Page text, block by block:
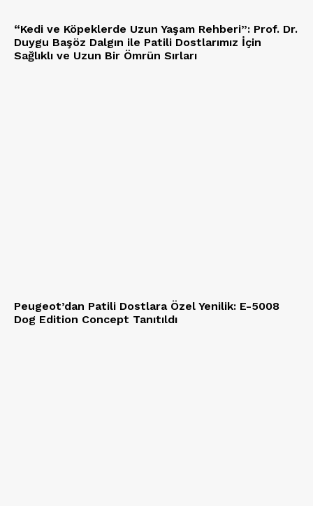
“Kedi ve Köpeklerde Uzun Yaşam Rehberi”: Prof. Dr.
Duygu Başöz Dalgın ile Patili Dostlarımız İçin
Sağlıklı ve Uzun Bir Ömrün Sırları
Peugeot’dan Patili Dostlara Özel Yenilik: E-5008
Dog Edition Concept Tanıtıldı